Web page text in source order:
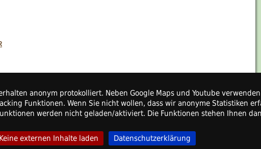
anonym protokolliert. Neben Google Maps und Youtube
Funktionen. Wenn Sie nicht wollen, dass wir anonyme Statistiken
werden nicht geladen/aktiviert. Die Funktionen stehen Ihnen
Keine externen Inhalte laden Datenschutzerklärung